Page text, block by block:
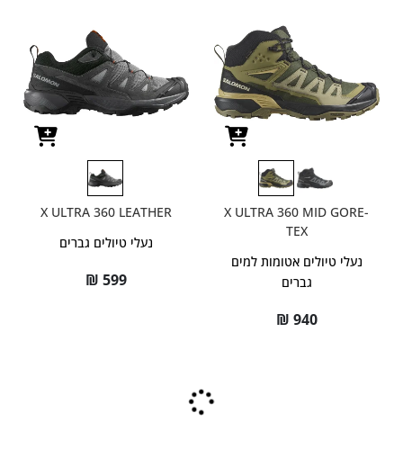
X ULTRA 360 MID GORE-
TEX
נעלי טיולים אטומות למים
גברים
₪ 940
X ULTRA 360 LEATHER
נעלי טיולים גברים
₪ 599